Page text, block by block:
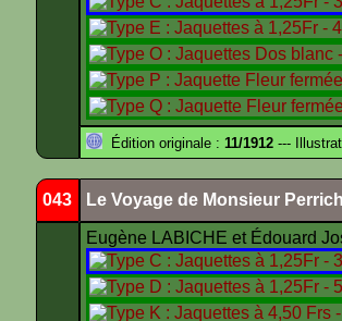
Édition originale : 11/1912 ---
043 Le Voyage de Monsieur
Eugène LABICHE et Édouard